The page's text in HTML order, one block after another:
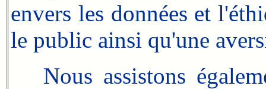
envers les données et
le public ainsi qu'une
Nous assistons